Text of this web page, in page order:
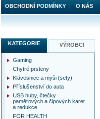
KATEGORIE VÝROBCI
Gaming
Chytré prsteny
Klávesnice a myši (sety)
Příslušenství do auta
USB huby, čtečky
paměťových a čipových karet
a redukce
FOR HEALTH
OBCHODNÍ PODMÍNKY O NÁS